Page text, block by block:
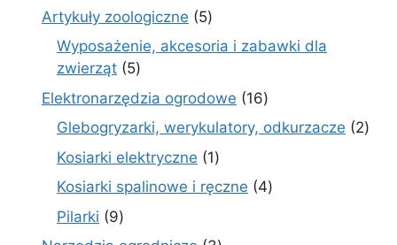
Artykuły zoologiczne 55
produktów
Wyposażenie, akcesoria i zabawki dla
zwierząt 55
produktów
Elektronarzędzia ogrodowe 1616
produktów
Glebogryzarki, werykulatory, odkurzacze 22
Kosiarki elektryczne 11
produkt
Kosiarki spalinowe i ręczne 44
Pilarki 99
produktów